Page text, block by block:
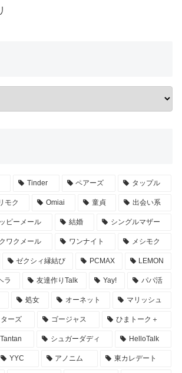
Tinder ペアーズ タップル
モク Omiai 童貞 出会い系
ピーメール 結婚 シングルマザー
ワクメール ワンナイト メシモク
ゼクシィ縁結び PCMAX LEMON
ラ 友達作りTalk Yay! パパ活
処女 オーネット マリッシュ
ーズ ゴージャス ひまトーク＋
Tantan シュガーダディ HelloTalk
YYC アノニム 東カレデート